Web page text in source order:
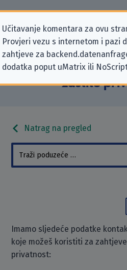
Učitavanje komentara za ovu
Provjeri vezu s internetom i pazi
zahtjeve za
dodatka poput uMatrix ili
Podaci kontakta
koji se odnose
zaštitu
Natrag na pregled
Imamo sljedeće podatke
koje možeš koristiti za
privatnost: